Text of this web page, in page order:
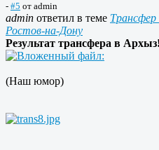
- #5 от admin
admin ответил в теме
Ростов-на-Дону
Результат трансфера в
(Наш юмор)